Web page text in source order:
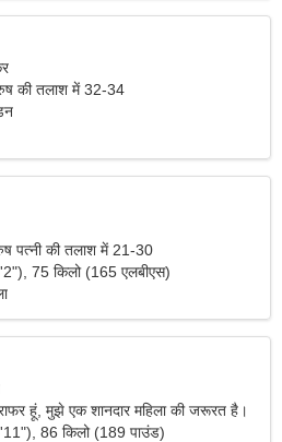
की तलाश में 32-34
पत्नी की तलाश में 21-30
75 किलो (165 एलबीएस)
हूं, मुझे एक शानदार महिला की जरूरत है।
86 किलो (189 पाउंड)